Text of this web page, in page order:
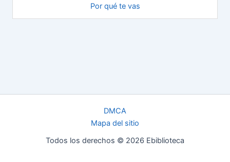
Por qué te vas
DMCA
Mapa del sitio
Todos los derechos © 2026 Ebiblioteca